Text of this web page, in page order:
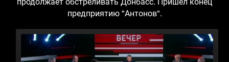
предприятию "Антонов".